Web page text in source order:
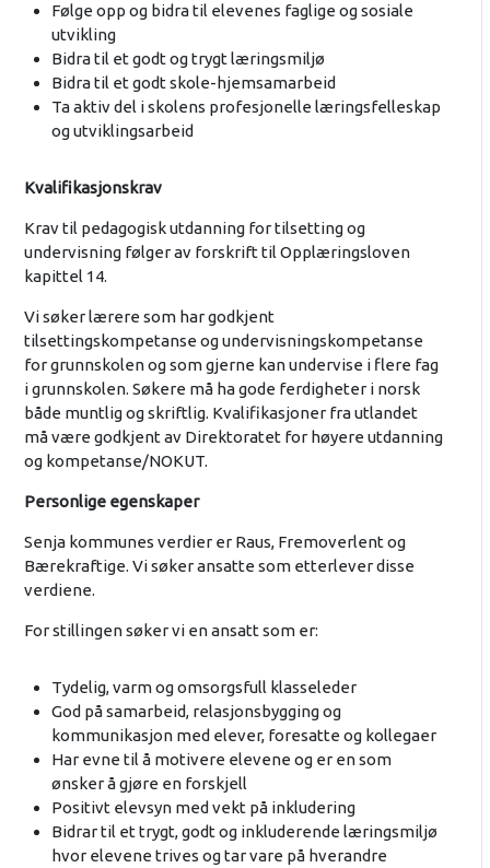
Følge opp og bidra til elevenes faglige og sosiale
utvikling
Bidra til et godt og trygt læringsmiljø
Bidra til et godt skole-hjemsamarbeid
Ta aktiv del i skolens profesjonelle læringsfelleskap
og utviklingsarbeid
Kvalifikasjonskrav
Krav til pedagogisk utdanning for tilsetting og
undervisning følger av forskrift til Opplæringsloven
kapittel 14.
Vi søker lærere som har godkjent
tilsettingskompetanse og undervisningskompetanse
for grunnskolen og som gjerne kan undervise i flere fag
i grunnskolen. Søkere må ha gode ferdigheter i norsk
både muntlig og skriftlig. Kvalifikasjoner fra utlandet
må være godkjent av Direktoratet for høyere utdanning
og kompetanse/NOKUT.
Personlige egenskaper
Senja kommunes verdier er Raus, Fremoverlent og
Bærekraftige. Vi søker ansatte som etterlever disse
verdiene.
For stillingen søker vi en ansatt som er:
Tydelig, varm og omsorgsfull klasseleder
God på samarbeid, relasjonsbygging og
kommunikasjon med elever, foresatte og kollegaer
Har evne til å motivere elevene og er en som
ønsker å gjøre en forskjell
Positivt elevsyn med vekt på inkludering
Bidrar til et trygt, godt og inkluderende læringsmiljø
hvor elevene trives og tar vare på hverandre